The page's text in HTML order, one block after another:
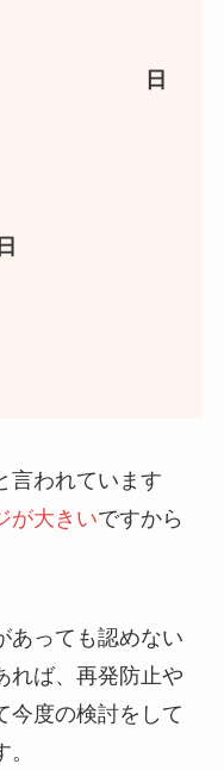
言われています
が大きいですから
あっても認めない
れば、再発防止や
今度の検討をして